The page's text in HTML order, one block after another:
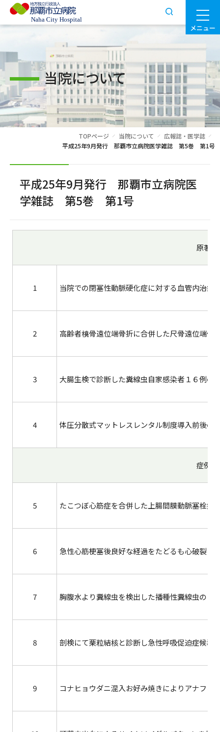
メニュー
当院について
TOPページ 当院について
広報誌・医学誌
平成25年9月発行 那覇市立病院医学雑誌 第5巻 第1号
平成25年9月発行 那覇市立病院医
学雑誌 第5巻 第1号
原著
1 当院での閉塞性動脈硬化症に対する血管内治療
2 高齢者橈骨遠位端骨折に合併した尺骨遠位端骨
3 大腸生検で診断した糞線虫自家感染者１６例の
4 体圧分散式マットレスレンタル制度導入前後の
症例
5 たこつぼ心筋症を合併した上腸間膜動脈塞栓症
6 急性心筋梗塞後良好な経過をたどるも心破裂に
7 胸腹水より糞線虫を検出した播種性糞線虫の１
8 剖検にて栗粒結核と診断し急性呼吸促迫症候群
9 コナヒョウダニ混入お好み焼きによりアナフィ